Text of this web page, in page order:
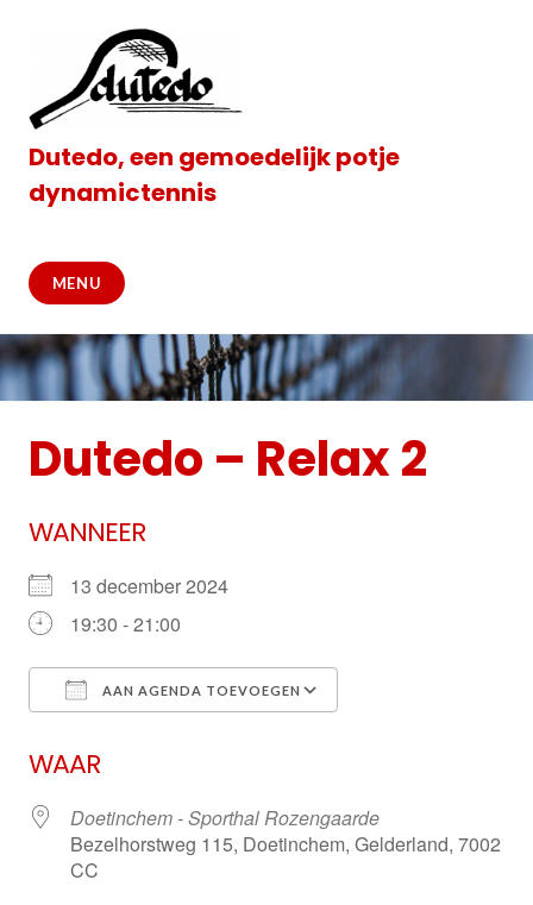
inhoud
Dutedo, een gemoedelijk potje
dynamictennis
MENU
Dutedo – Relax 2
WANNEER
13 december 2024
19:30 - 21:00
AAN AGENDA TOEVOEGEN
WAAR
Doetinchem - Sporthal Rozengaarde
Bezelhorstweg 115, Doetinchem, Gelderland, 7002
CC